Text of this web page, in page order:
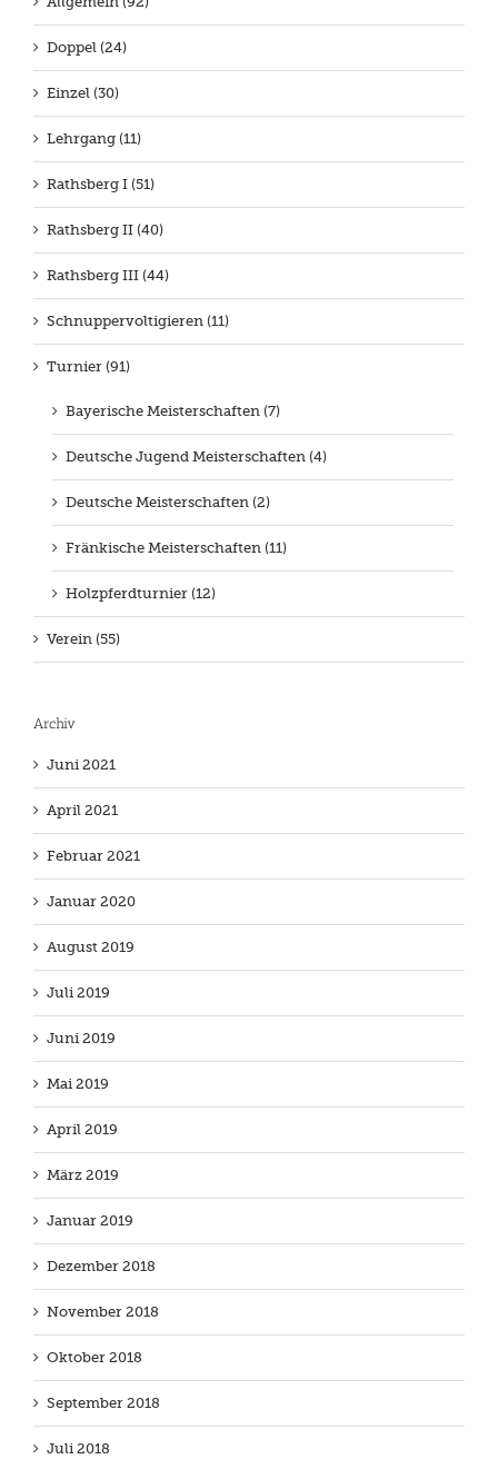
Doppel (24)
Einzel (30)
Lehrgang (11)
Rathsberg I (51)
Rathsberg II (40)
Rathsberg III (44)
Schnuppervoltigieren (11)
Turnier (91)
Bayerische Meisterschaften (7)
Deutsche Jugend Meisterschaften (4)
Deutsche Meisterschaften (2)
Fränkische Meisterschaften (11)
Holzpferdturnier (12)
Verein (55)
Archiv
Juni 2021
April 2021
Februar 2021
Januar 2020
August 2019
Juli 2019
Juni 2019
Mai 2019
April 2019
März 2019
Januar 2019
Dezember 2018
November 2018
Oktober 2018
September 2018
Juli 2018